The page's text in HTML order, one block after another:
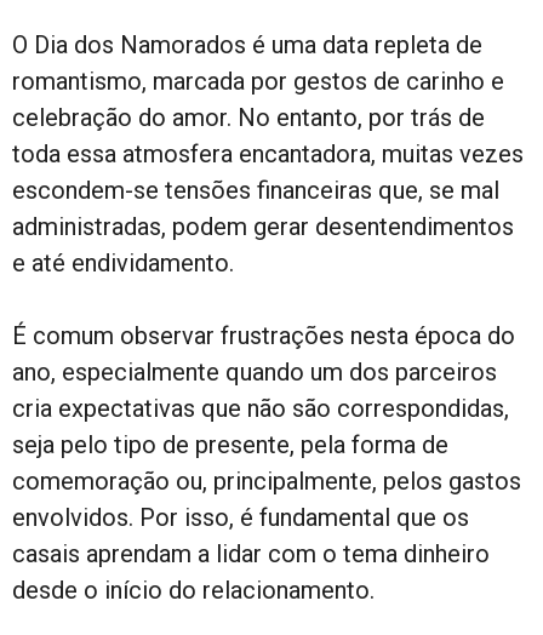
O Dia dos Namorados é uma data repleta de
romantismo, marcada por gestos de carinho e
celebração do amor. No entanto, por trás de
toda essa atmosfera encantadora, muitas vezes
escondem-se tensões financeiras que, se mal
administradas, podem gerar desentendimentos
e até endividamento.
É comum observar frustrações nesta época do
ano, especialmente quando um dos parceiros
cria expectativas que não são correspondidas,
seja pelo tipo de presente, pela forma de
comemoração ou, principalmente, pelos gastos
envolvidos. Por isso, é fundamental que os
casais aprendam a lidar com o tema dinheiro
desde o início do relacionamento.